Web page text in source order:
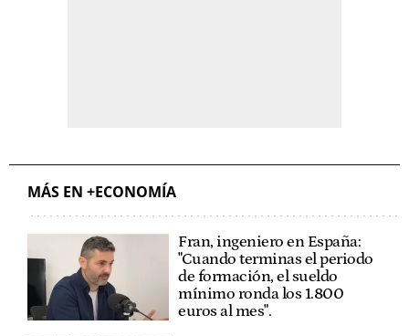
MÁS EN +ECONOMÍA
Fran, ingeniero en España:
"Cuando terminas el periodo
de formación, el sueldo
mínimo ronda los 1.800
euros al mes".